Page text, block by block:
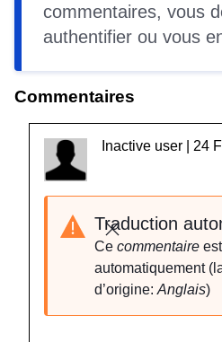
commentaires, vous
authentifier ou vous
Commentaires
Inactive user | 24
Fermer
Traduction
Ce commentaire
automatiquement
d’origine: Anglais)